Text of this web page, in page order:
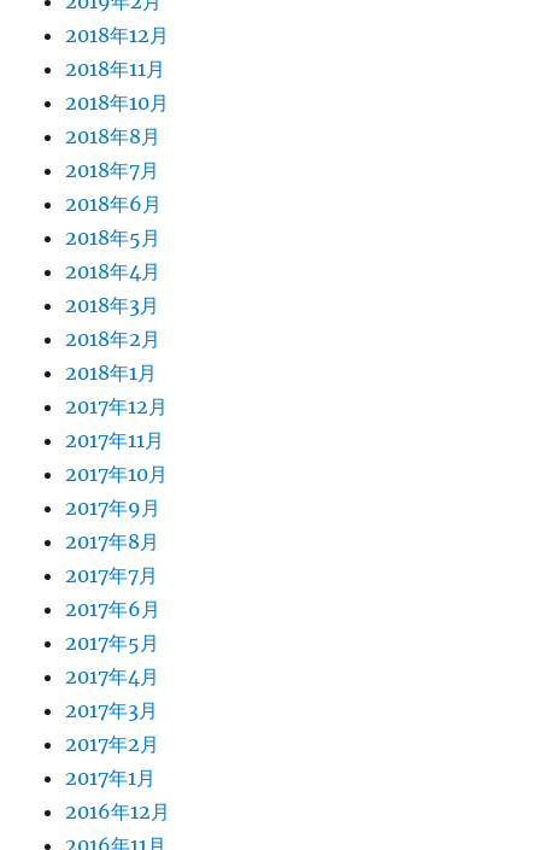
2018年12月
2018年11月
2018年10月
2018年8月
2018年7月
2018年6月
2018年5月
2018年4月
2018年3月
2018年2月
2018年1月
2017年12月
2017年11月
2017年10月
2017年9月
2017年8月
2017年7月
2017年6月
2017年5月
2017年4月
2017年3月
2017年2月
2017年1月
2016年12月